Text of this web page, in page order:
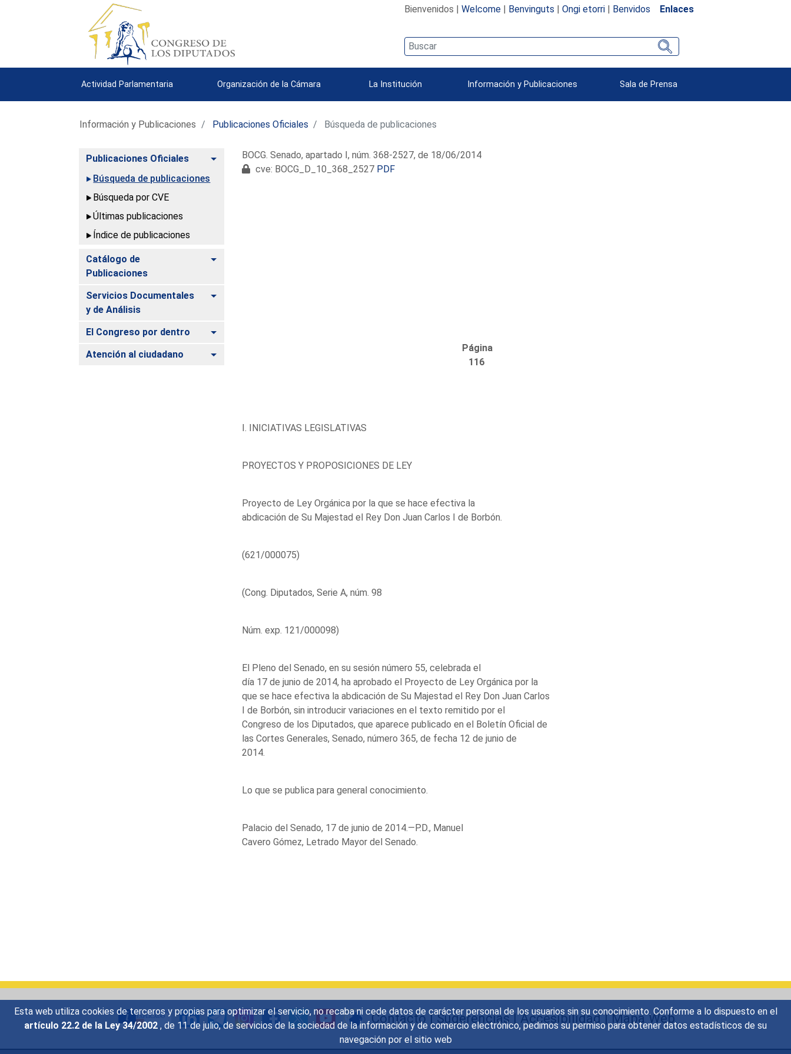
Esta web utiliza cookies de terceros y propias para optimizar el servicio, no recaba ni cede datos de carácter personal de los usuarios sin su conocimiento. Conforme a lo dispuesto en el
artículo 22.2 de la Ley 34/2002 , de 11 de julio, de servicios de la sociedad de la información y de comercio electrónico, pedimos su permiso para obtener datos estadísticos de su
navegación por el sitio web
Bienvenidos | Welcome| Benvinguts | Ongi etorri| Benvidos Enlaces
Actividad Parlamentaria Organización de la Cámara La Institución Información y Publicaciones Sala de Prensa
Información y Publicaciones Publicaciones Oficiales Búsqueda de publicaciones
Publicaciones Oficiales
Alternar
Búsqueda de publicaciones
Búsqueda por CVE
Últimas publicaciones
Índice de publicaciones
Catálogo de
Publicaciones
Alternar
Servicios Documentales
y de Análisis
Alternar
El Congreso por dentro Alternar
Atención al ciudadano Alternar
BOCG. Senado, apartado I, núm. 368-2527, de 18/06/2014
cve: BOCG_D_10_368_2527 PDF
Página
116
I. INICIATIVAS LEGISLATIVAS
PROYECTOS Y PROPOSICIONES DE LEY
Proyecto de Ley Orgánica por la que se hace efectiva la
abdicación de Su Majestad el Rey Don Juan Carlos I de Borbón.
(621/000075)
(Cong. Diputados, Serie A, núm. 98
Núm. exp. 121/000098)
El Pleno del Senado, en su sesión número 55, celebrada el
día 17 de junio de 2014, ha aprobado el Proyecto de Ley Orgánica por la
que se hace efectiva la abdicación de Su Majestad el Rey Don Juan Carlos
I de Borbón, sin introducir variaciones en el texto remitido por el
Congreso de los Diputados, que aparece publicado en el Boletín Oficial de
las Cortes Generales, Senado, número 365, de fecha 12 de junio de
2014.
Lo que se publica para general conocimiento.
Palacio del Senado, 17 de junio de 2014.—P.D., Manuel
Cavero Gómez, Letrado Mayor del Senado.
Contacto|Sugerencias|Accesibilidad|Mapa Web